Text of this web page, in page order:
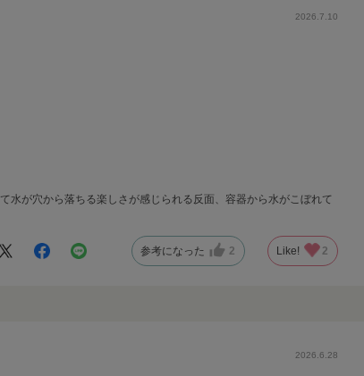
2026.7.10
水が穴から落ちる楽しさが感じられる反面、容器から水がこぼれて
参考になった 2 Like! 2
2026.6.28